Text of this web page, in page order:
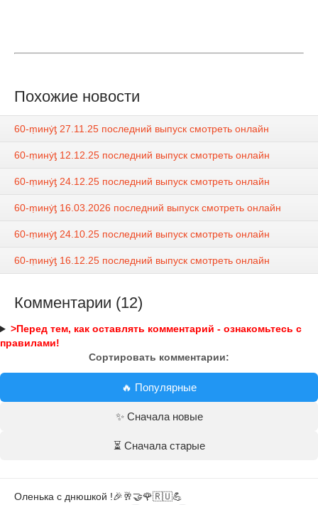
Похожие новости
60-ṃинẏƫ 27.11.25 последний выпуск смотреть онлайн
60-ṃинẏƫ 12.12.25 последний выпуск смотреть онлайн
60-ṃинẏƫ 24.12.25 последний выпуск смотреть онлайн
60-ṃинẏƫ 16.03.2026 последний выпуск смотреть онлайн
60-ṃинẏƫ 24.10.25 последний выпуск смотреть онлайн
60-ṃинẏƫ 16.12.25 последний выпуск смотреть онлайн
Комментарии (12)
>Перед тем, как оставлять комментарий - ознакомьтесь с
правилами!
Сортировать комментарии:
🔥 Популярные
✨ Сначала новые
⏳ Сначала старые
Оленька с днюшкой !🎉🥂🤝🌹🇷🇺💪